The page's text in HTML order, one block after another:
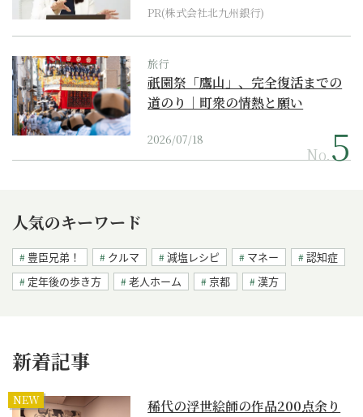
PR(株式会社北九州銀行)
旅行
祇園祭「鷹山」、完全復活までの
道のり｜町衆の情熱と願い
2026/07/18
No.
人気のキーワード
豊臣兄弟！ クルマ 減塩レシピ マネー
認知症
定年後の歩き方
老人ホーム 京都 漢方
新着記事
NEW
稀代の浮世絵師の作品200点余り